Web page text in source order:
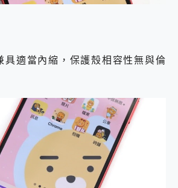
具適當內縮，保護殼相容性無與倫